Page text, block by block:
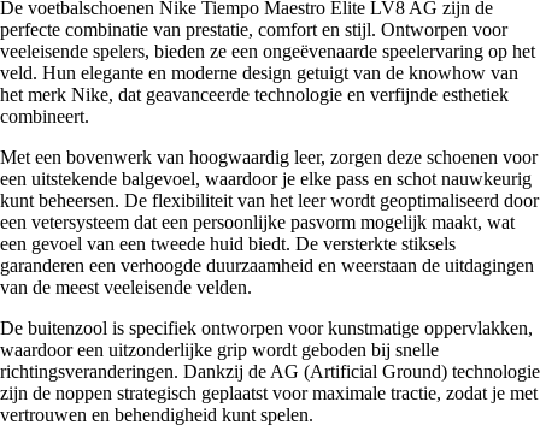
De voetbalschoenen Nike Tiempo Maestro Elite LV8 AG zijn de
perfecte combinatie van prestatie, comfort en stijl. Ontworpen voor
veeleisende spelers, bieden ze een ongeëvenaarde speelervaring op het
veld. Hun elegante en moderne design getuigt van de knowhow van
het merk Nike, dat geavanceerde technologie en verfijnde esthetiek
combineert.
Met een bovenwerk van hoogwaardig leer, zorgen deze schoenen voor
een uitstekende balgevoel, waardoor je elke pass en schot nauwkeurig
kunt beheersen. De flexibiliteit van het leer wordt geoptimaliseerd door
een vetersysteem dat een persoonlijke pasvorm mogelijk maakt, wat
een gevoel van een tweede huid biedt. De versterkte stiksels
garanderen een verhoogde duurzaamheid en weerstaan de uitdagingen
van de meest veeleisende velden.
De buitenzool is specifiek ontworpen voor kunstmatige oppervlakken,
waardoor een uitzonderlijke grip wordt geboden bij snelle
richtingsveranderingen. Dankzij de AG (Artificial Ground) technologie
zijn de noppen strategisch geplaatst voor maximale tractie, zodat je met
vertrouwen en behendigheid kunt spelen.